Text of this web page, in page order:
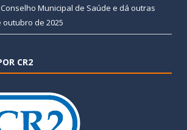
Municipal de Saúde e dá outras
outubro de 2025
CR2